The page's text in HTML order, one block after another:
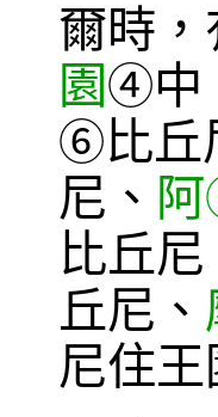
爾時，
園④中
⑥比丘
尼、 阿
比丘尼
丘尼、
尼住王